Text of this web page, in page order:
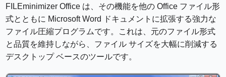
FILEminimizer Office は、その機能を他の Office ファイル形
式とともに Microsoft Word ドキュメントに拡張する強力な
ファイル圧縮プログラムです。これは、元のファイル形式
と品質を維持しながら、ファイル サイズを大幅に削減する
デスクトップ ベースのツールです。